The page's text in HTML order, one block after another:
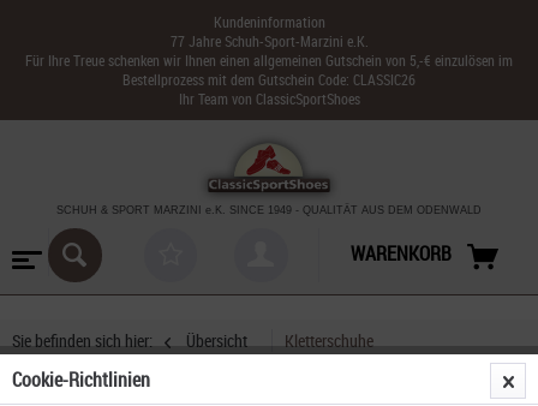
Kundeninformation
77 Jahre Schuh-Sport-Marzini e.K.
Für Ihre Treue schenken wir Ihnen einen allgemeinen Gutschein von 5,-€ einzulösen im
Bestellprozess mit dem Gutschein Code: CLASSIC26
Ihr Team von ClassicSportShoes
SCHUH & SPORT MARZINI e.K. SINCE 1949 - QUALITÄT AUS DEM ODENWALD
WARENKORB
Sie befinden sich hier: Übersicht Kletterschuhe
Cookie-Richtlinien